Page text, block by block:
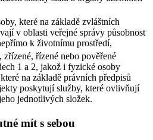
které na základě zvláštních
v oblasti veřejné správy působnost
k životnímu prostředí,
řízené nebo pověřené
1 a 2, jakož i fyzické osoby
na základě právních předpisů
poskytují služby, které ovlivňují
jednotlivých složek.
mít s sebou